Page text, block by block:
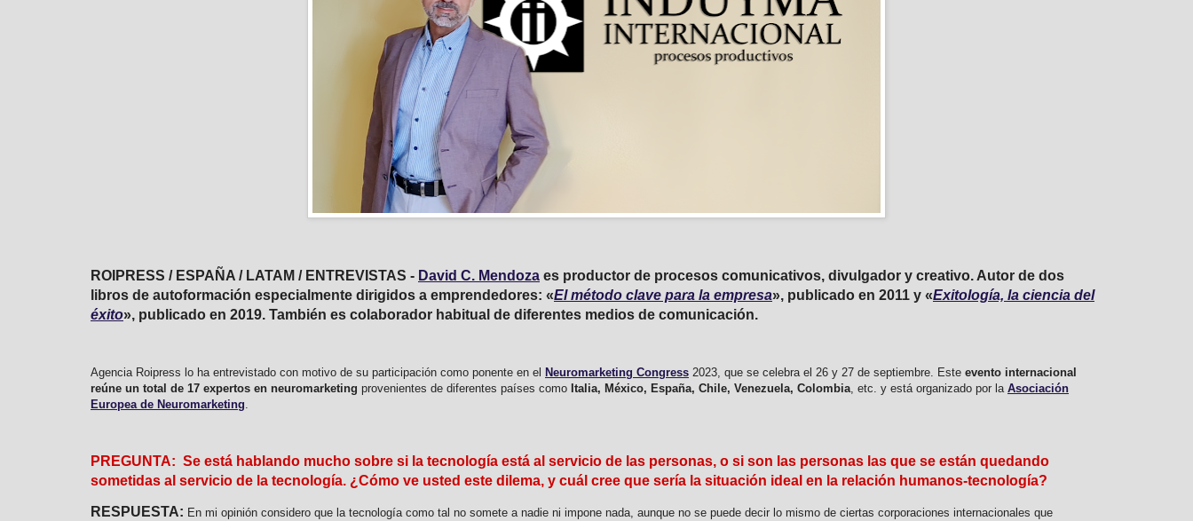
ROIPRESS / ESPAÑA / LATAM / ENTREVISTAS - David C. Mendoza es productor de procesos comunicativos, divulgador y creativo. Autor de dos
libros de autoformación especialmente dirigidos a emprendedores: «El método clave para la empresa», publicado en 2011 y «Exitología, la ciencia del
éxito», publicado en 2019. También es colaborador habitual de diferentes medios de comunicación.
Agencia Roipress lo ha entrevistado con motivo de su participación como ponente en el Neuromarketing Congress 2023, que se celebra el 26 y 27 de septiembre. Este evento internacional
reúne un total de 17 expertos en neuromarketing provenientes de diferentes países como Italia, México, España, Chile, Venezuela, Colombia , etc. y está organizado por la Asociación
Europea de Neuromarketing
PREGUNTA: Se está hablando mucho sobre si la tecnología está al servicio de las personas, o si son las personas las que se están quedando
sometidas al servicio de la tecnología. ¿Cómo ve usted este dilema, y cuál cree que sería la situación ideal en la relación humanos-tecnología?
RESPUESTA: En mi opinión considero que la tecnología como tal no somete a nadie ni impone nada, aunque no se puede decir lo mismo de ciertas corporaciones internacionales que